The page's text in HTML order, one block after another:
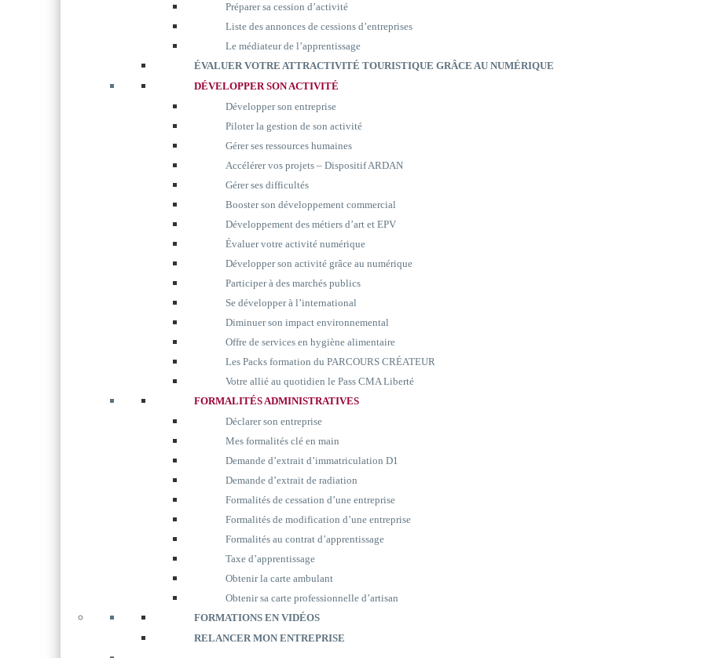
Préparer sa cession d’activité
Liste des annonces de cessions d’entreprises
Le médiateur de l’apprentissage
ÉVALUER VOTRE ATTRACTIVITÉ TOURISTIQUE GRÂCE AU NUMÉRIQUE
DÉVELOPPER SON ACTIVITÉ
Développer son entreprise
Piloter la gestion de son activité
Gérer ses ressources humaines
Accélérer vos projets – Dispositif ARDAN
Gérer ses difficultés
Booster son développement commercial
Développement des métiers d’art et EPV
Évaluer votre activité numérique
Développer son activité grâce au numérique
Participer à des marchés publics
Se développer à l’international
Diminuer son impact environnemental
Offre de services en hygiène alimentaire
Les Packs formation du PARCOURS CRÉATEUR
Votre allié au quotidien le Pass CMA Liberté
FORMALITÉS ADMINISTRATIVES
Déclarer son entreprise
Mes formalités clé en main
Demande d’extrait d’immatriculation D1
Demande d’extrait de radiation
Formalités de cessation d’une entreprise
Formalités de modification d’une entreprise
Formalités au contrat d’apprentissage
Taxe d’apprentissage
Obtenir la carte ambulant
Obtenir sa carte professionnelle d’artisan
FORMATIONS EN VIDÉOS
RELANCER MON ENTREPRISE